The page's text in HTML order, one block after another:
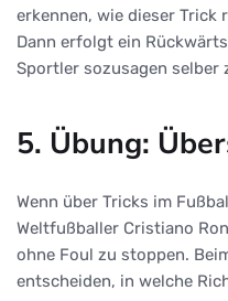
erkennen, wie dieser
Dann erfolgt ein
Sportler sozusagen selber
5. Übung:
Wenn über Tricks im
Weltfußballer Cristiano
ohne Foul zu stoppen.
entscheiden, in welche